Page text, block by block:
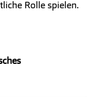
Rolle spielen.